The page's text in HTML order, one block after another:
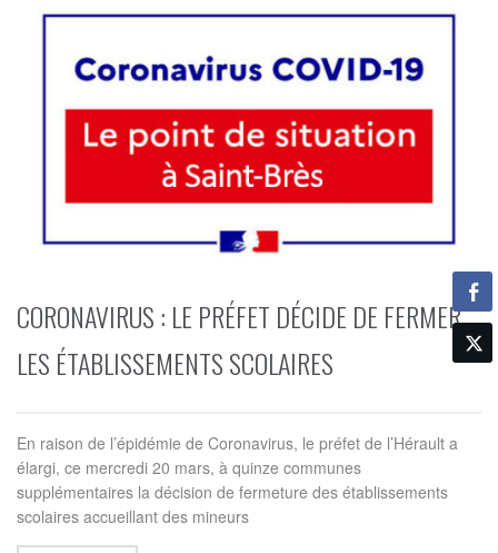
CORONAVIRUS : LE PRÉFET DÉCIDE DE FERMER
LES ÉTABLISSEMENTS SCOLAIRES
En raison de l’épidémie de Coronavirus, le préfet de l’Hérault a
élargi, ce mercredi 20 mars, à quinze communes
supplémentaires la décision de fermeture des établissements
scolaires accueillant des mineurs